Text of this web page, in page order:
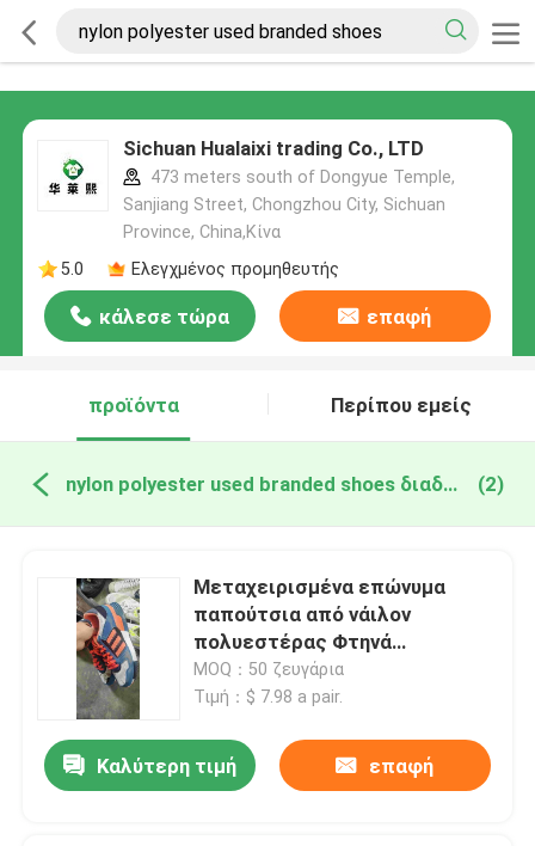
Sichuan Hualaixi trading Co., LTD
473 meters south of Dongyue Temple,
Sanjiang Street, Chongzhou City, Sichuan
Province, China,Κίνα
5.0
Ελεγχμένος προμηθευτής
κάλεσε τώρα επαφή
προϊόντα Περίπου εμείς
nylon polyester used branded shoes διαδικτυακή κατασκευή (2)
Μεταχειρισμένα επώνυμα
παπούτσια από νάιλον
πολυεστέρας Φτηνά
μεταχειρισμένα παπούτσια
μπάσκετ Επίπεδο τακούνι
MOQ：50 ζευγάρια
Τιμή：$ 7.98 a pair.
Καλύτερη τιμή επαφή